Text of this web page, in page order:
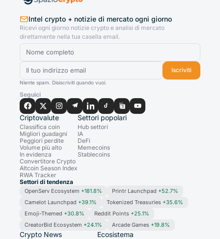
Intel crypto + notizie di mercato ogni giorno
Ricevi ogni giorno notizie crypto e analisi di mercato
direttamente nella tua casella email.
Iscriviti
Niente spam. Disiscriviti quando vuoi.
Seguici
Criptovalute
Classifica coin
Migliori guadagni
Peggiori perdite
Volume più alto
In evidenza
Convertitore Crypto
Altcoin Season Index
RWA Tracker
Settori popolari
Hub settori
IA
DeFi
Memecoins
Stablecoins
Settori di tendenza
OpenServ Ecosystem +181.8% Printr Launchpad +52.7%
Camelot Launchpad +39.1% Tokenized Treasuries +35.6%
Emoji-Themed +30.8% Reddit Points +25.1%
CreatorBid Ecosystem +24.1% Arcade Games +19.8%
Crypto News Ecosistema